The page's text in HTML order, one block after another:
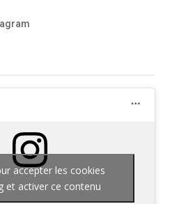
accepter les cookies
et activer ce contenu